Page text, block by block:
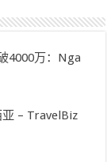
4000万：Nga
– TravelBiz